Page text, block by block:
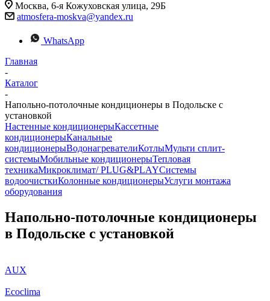
Москва, 6-я Кожуховская улица, 29Б
atmosfera-moskva@yandex.ru
WhatsApp
Главная
-
Каталог
-
Напольно-потолочные кондиционеры в Подольске с
установкой
Настенные кондиционерыКассетные
кондиционерыКанальные
кондиционерыВодонагревателиКотлыМульти сплит-
системыМобильные кондиционерыТепловая
техникаМикроклимат/ PLUG&PLAYСистемы
водоочисткиКолонные кондиционерыУслуги монтажа
оборудования
Напольно-потолочные кондиционеры
в Подольске с установкой
AUX
Ecoclima